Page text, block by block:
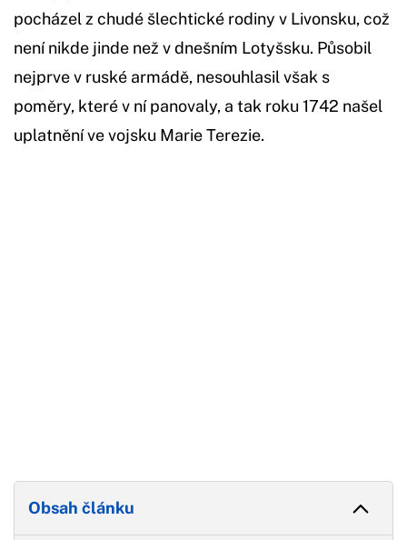
pocházel z chudé šlechtické rodiny v Livonsku, což
není nikde jinde než v dnešním Lotyšsku. Působil
nejprve v ruské armádě, nesouhlasil však s
poměry, které v ní panovaly, a tak roku 1742 našel
uplatnění ve vojsku Marie Terezie.
Obsah článku